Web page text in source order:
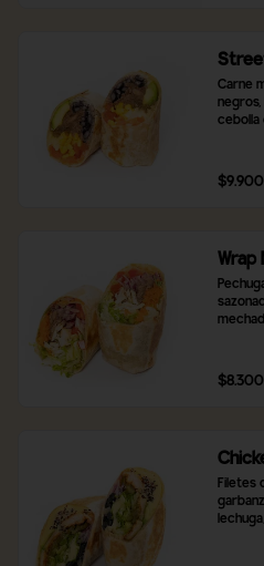
Carne
negros,
cebolla
$9.900
Wrap
elección.
$8.300
Filetes